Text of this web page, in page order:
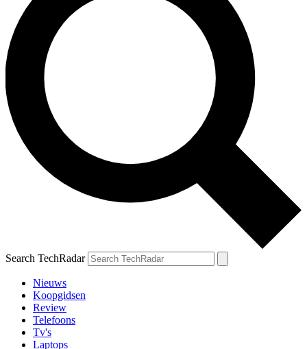
Search TechRadar
Nieuws
Koopgidsen
Review
Telefoons
Tv's
Laptops